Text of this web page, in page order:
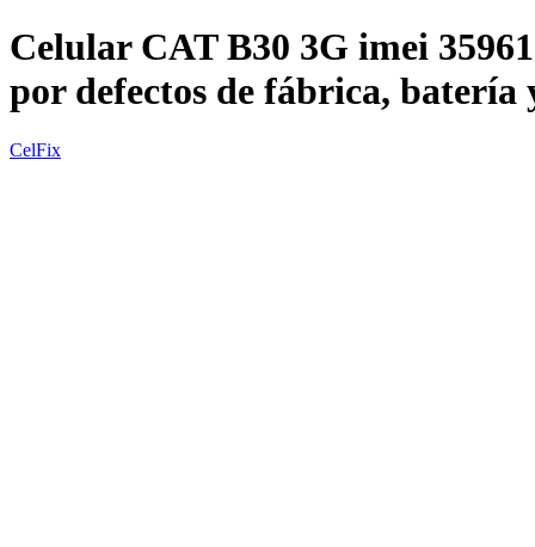
Celular CAT B30 3G imei
por defectos de fábrica,
CelFix